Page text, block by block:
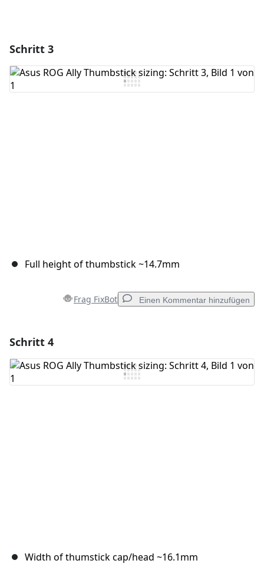
Schritt 3
Full height of thumbstick ~14.7mm
Frag FixBot Einen Kommentar hinzufügen
Kommentar hinzufügen
Schritt 4
Width of thumstick cap/head ~16.1mm